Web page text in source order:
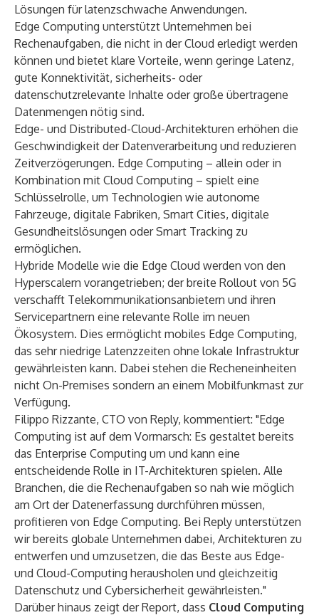
Lösungen für latenzschwache Anwendungen.
Edge Computing unterstützt Unternehmen bei
Rechenaufgaben, die nicht in der Cloud erledigt werden
können und bietet klare Vorteile, wenn geringe Latenz,
gute Konnektivität, sicherheits- oder
datenschutzrelevante Inhalte oder große übertragene
Datenmengen nötig sind.
Edge- und Distributed-Cloud-Architekturen erhöhen die
Geschwindigkeit der Datenverarbeitung und reduzieren
Zeitverzögerungen. Edge Computing – allein oder in
Kombination mit Cloud Computing – spielt eine
Schlüsselrolle, um Technologien wie autonome
Fahrzeuge, digitale Fabriken, Smart Cities, digitale
Gesundheitslösungen oder Smart Tracking zu
ermöglichen.
Hybride Modelle wie die Edge Cloud werden von den
Hyperscalern vorangetrieben; der breite Rollout von 5G
verschafft Telekommunikationsanbietern und ihren
Servicepartnern eine relevante Rolle im neuen
Ökosystem. Dies ermöglicht mobiles Edge Computing,
das sehr niedrige Latenzzeiten ohne lokale Infrastruktur
gewährleisten kann. Dabei stehen die Recheneinheiten
nicht On-Premises sondern an einem Mobilfunkmast zur
Verfügung.
Filippo Rizzante, CTO von Reply, kommentiert: "Edge
Computing ist auf dem Vormarsch: Es gestaltet bereits
das Enterprise Computing um und kann eine
entscheidende Rolle in IT-Architekturen spielen. Alle
Branchen, die die Rechenaufgaben so nah wie möglich
am Ort der Datenerfassung durchführen müssen,
profitieren von Edge Computing. Bei Reply unterstützen
wir bereits globale Unternehmen dabei, Architekturen zu
entwerfen und umzusetzen, die das Beste aus Edge-
und Cloud-Computing herausholen und gleichzeitig
Datenschutz und Cybersicherheit gewährleisten."
Darüber hinaus zeigt der Report, dass Cloud Computing